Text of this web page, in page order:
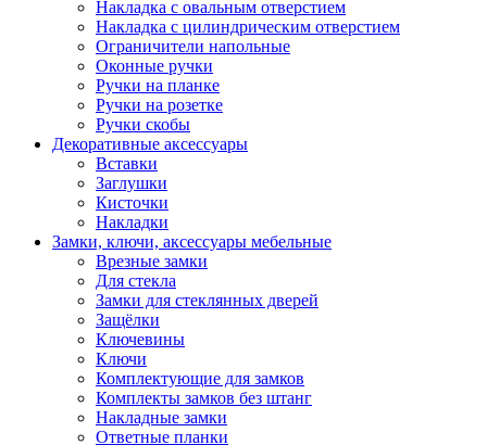
Накладка с овальным отверстием
Накладка с цилиндрическим отверстием
Ограничители напольные
Оконные ручки
Ручки на планке
Ручки на розетке
Ручки скобы
Декоративные аксессуары
Вставки
Заглушки
Кисточки
Накладки
Замки, ключи, аксессуары мебельные
Врезные замки
Для стекла
Замки для стеклянных дверей
Защёлки
Ключевины
Ключи
Комплектующие для замков
Комплекты замков без штанг
Накладные замки
Ответные планки